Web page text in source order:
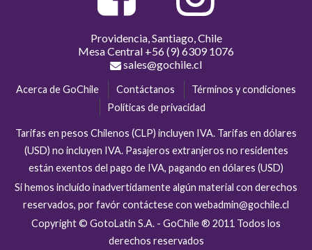
Providencia, Santiago, Chile
Mesa Central +56 (9) 6309 1076
sales@gochile.cl
Acerca de GoChile Contáctanos
Términos y condiciones
Políticas de privacidad
Tarifas en pesos Chilenos (CLP) incluyen IVA. Tarifas en dólares
(USD) no incluyen IVA. Pasajeros extranjeros no residentes
están exentos del pago de IVA, pagando en dólares (USD)
Si hemos incluído inadvertidamente algún material con derechos
reservados, por favór contáctese con webadmin@gochile.cl
Copyright © GotoLatin S.A. - GoChile ® 2011 Todos los
derechos reservados